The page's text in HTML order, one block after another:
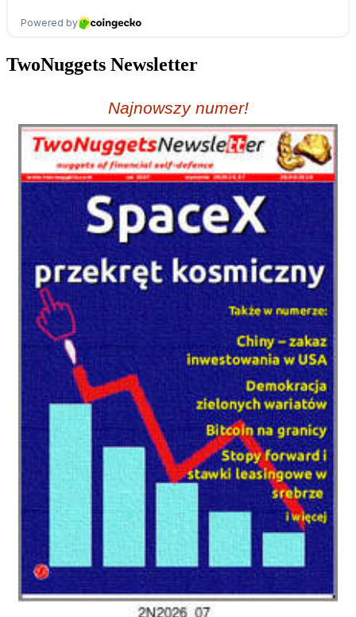
TwoNuggets Newsletter
Najnowszy numer!